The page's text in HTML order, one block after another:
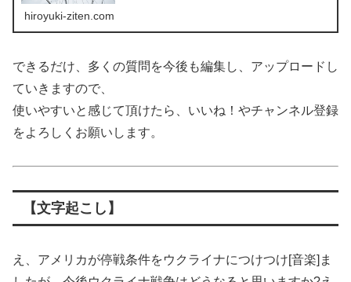
hiroyuki-ziten.com
できるだけ、多くの質問を今後も編集し、アップロードし
ていきますので、
使いやすいと感じて頂けたら、いいね！やチャンネル登録
をよろしくお願いします。
【文字起こし】
え、アメリカが停戦条件をウクライナにつけつけ[音楽]ま